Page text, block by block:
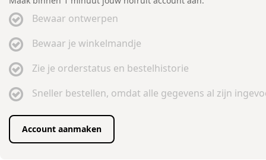
Bewaar ontwerpen
Bewaar je winkelmandje
Zie je orderstatus en bestelhistorie
Sneller bestellen, omdat alle gegevens al zijn
Account aanmaken